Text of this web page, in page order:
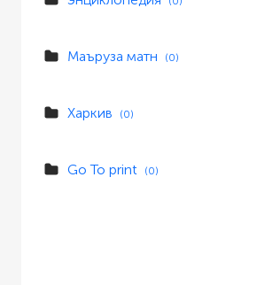
Маъруза матн (0)
Харкив (0)
Go To print (0)